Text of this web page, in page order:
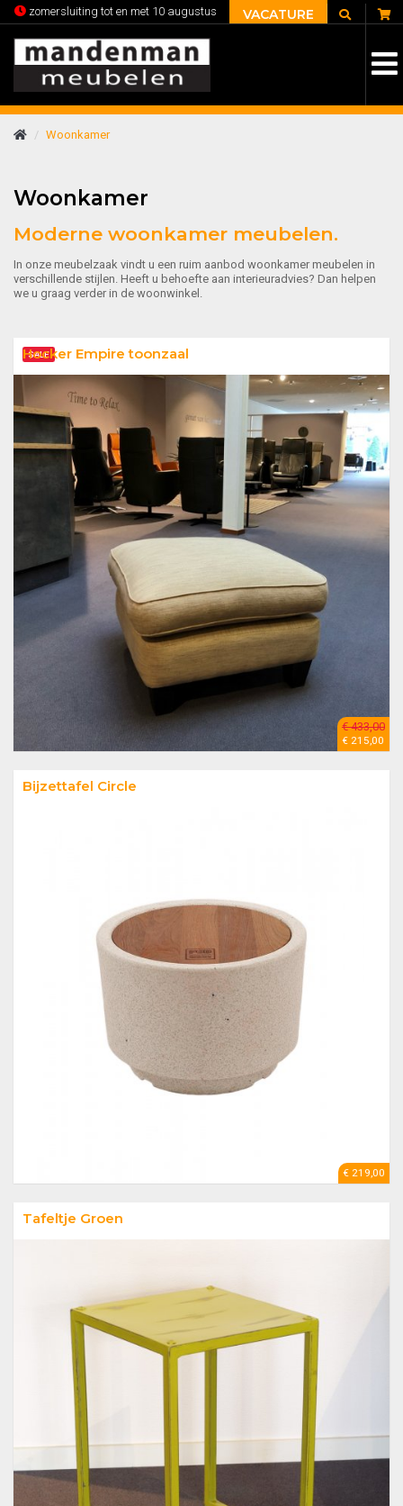
zomersluiting tot en met 10 augustus VACATURE
Woonkamer
Woonkamer
Moderne woonkamer meubelen.
In onze meubelzaak vindt u een ruim aanbod woonkamer meubelen in
verschillende stijlen. Heeft u behoefte aan interieuradvies? Dan helpen
we u graag verder in de woonwinkel.
SALE
Hocker Empire toonzaal
€ 433,00
€ 215,00
Bijzettafel Circle
€ 219,00
Tafeltje Groen